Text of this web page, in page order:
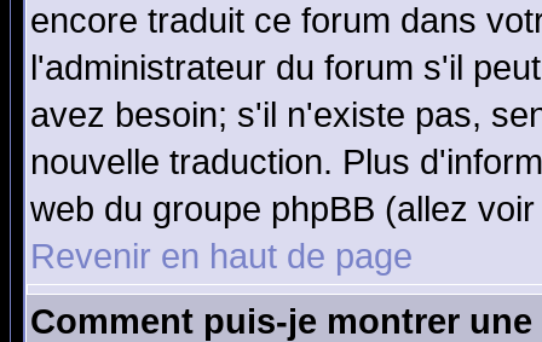
encore traduit ce forum dans
l'administrateur du forum s'il
avez besoin; s'il n'existe pas,
nouvelle traduction. Plus
web du groupe phpBB (allez
Revenir en haut de page
Comment puis-je montrer